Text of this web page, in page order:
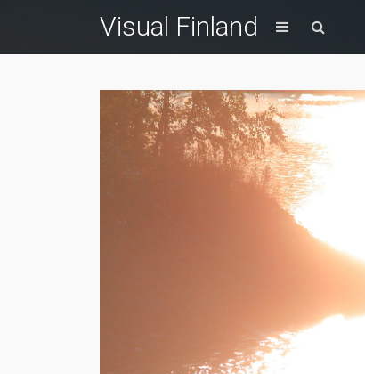
Visual Finland